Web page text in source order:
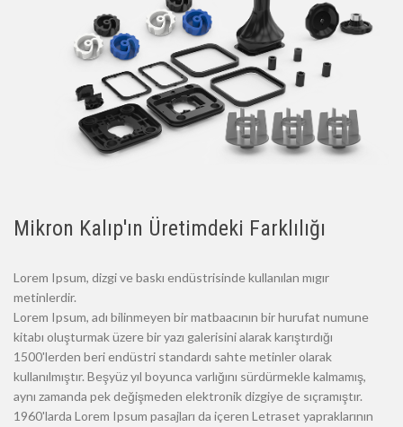
Mikron Kalıp'ın Üretimdeki Farklılığı
Lorem Ipsum, dizgi ve baskı endüstrisinde kullanılan mıgır
metinlerdir.
Lorem Ipsum, adı bilinmeyen bir matbaacının bir hurufat numune
kitabı oluşturmak üzere bir yazı galerisini alarak karıştırdığı
1500'lerden beri endüstri standardı sahte metinler olarak
kullanılmıştır. Beşyüz yıl boyunca varlığını sürdürmekle kalmamış,
aynı zamanda pek değişmeden elektronik dizgiye de sıçramıştır.
1960'larda Lorem Ipsum pasajları da içeren Letraset yapraklarının